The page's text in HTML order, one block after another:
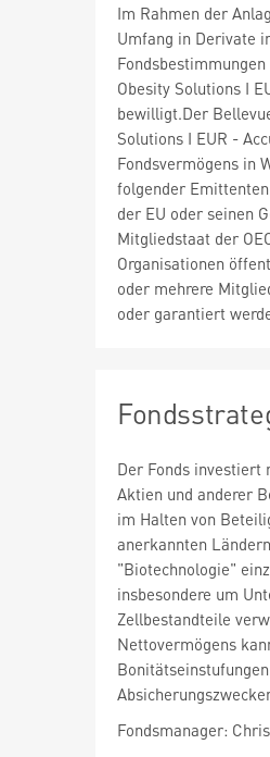
Im Rahmen der
Umfang in Derivate
Obesity Solutions I
bewilligt.Der
Solutions I EUR -
Fondsvermögens in
folgender
der EU oder seinen
Mitgliedstaat der
Organisationen
oder mehrere
oder garantiert
Der Fonds
Aktien und anderer
im Halten von
anerkannten
"Biotechnologie"
insbesondere um
Zellbestandteile
Nettovermögens
Fondsmanager: